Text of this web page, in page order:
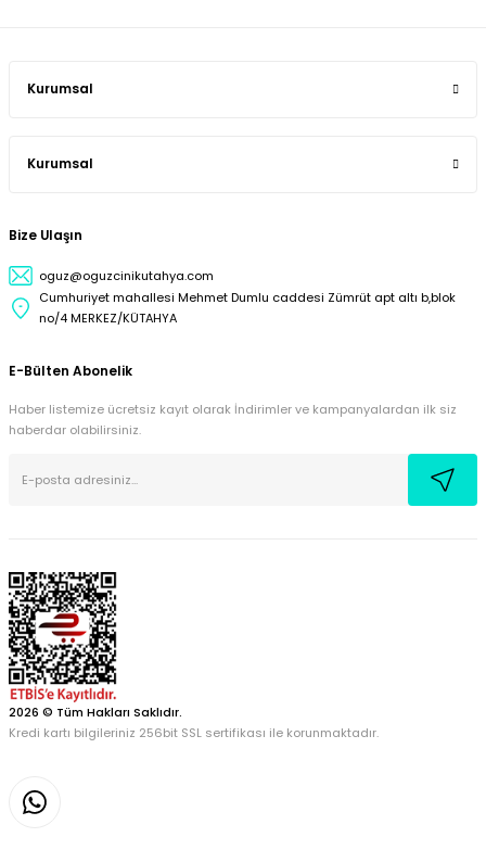
Kurumsal
Kurumsal
Bize Ulaşın
oguz@oguzcinikutahya.com
Cumhuriyet mahallesi Mehmet Dumlu caddesi Zümrüt apt altı b,blok
no/4 MERKEZ/KÜTAHYA
E-Bülten Abonelik
Haber listemize ücretsiz kayıt olarak İndirimler ve kampanyalardan ilk siz
haberdar olabilirsiniz.
2026 © Tüm Hakları Saklıdır.
Kredi kartı bilgileriniz 256bit SSL sertifikası ile korunmaktadır.